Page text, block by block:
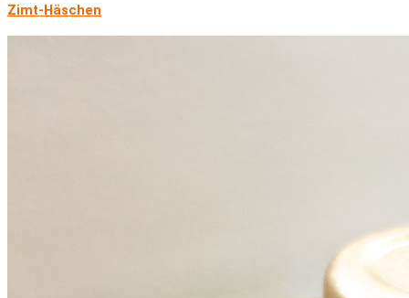
Zimt-Häschen